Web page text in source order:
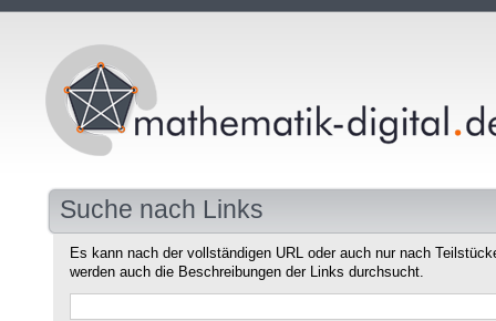
Suche nach Links
Es kann nach der vollständigen URL oder auch nur nach
werden auch die Beschreibungen der Links durchsucht.